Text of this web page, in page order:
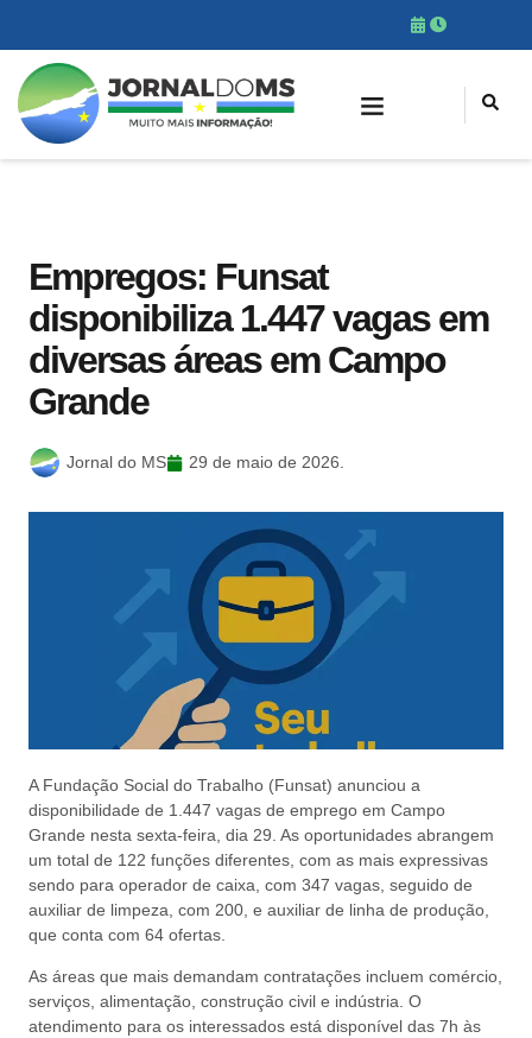
Empregos: Funsat
disponibiliza 1.447 vagas em
diversas áreas em Campo
Grande
Jornal do MS 29 de maio de 2026.
A Fundação Social do Trabalho (Funsat) anunciou a
disponibilidade de 1.447 vagas de emprego em Campo
Grande nesta sexta-feira, dia 29. As oportunidades abrangem
um total de 122 funções diferentes, com as mais expressivas
sendo para operador de caixa, com 347 vagas, seguido de
auxiliar de limpeza, com 200, e auxiliar de linha de produção,
que conta com 64 ofertas.
As áreas que mais demandam contratações incluem comércio,
serviços, alimentação, construção civil e indústria. O
atendimento para os interessados está disponível das 7h às